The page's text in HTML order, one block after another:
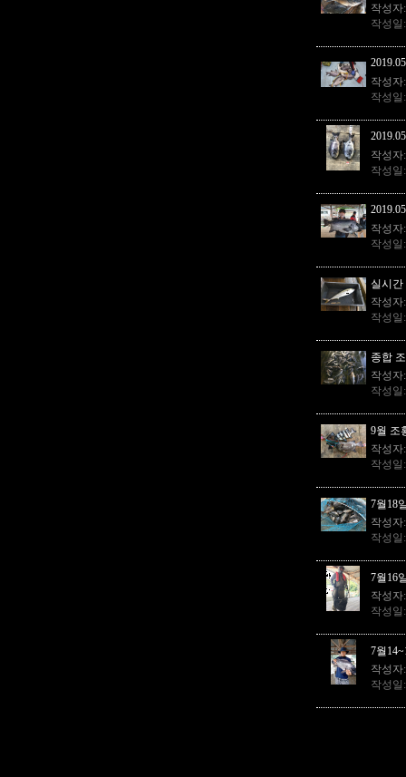
작성
작성
작성
작성
작성
작성
작성
작성
실시간
작성
작성
종합
작성
작성
9월 조
작성
작성
7월18
작성
작성
7월16
작성
작성
7월
작성
작성